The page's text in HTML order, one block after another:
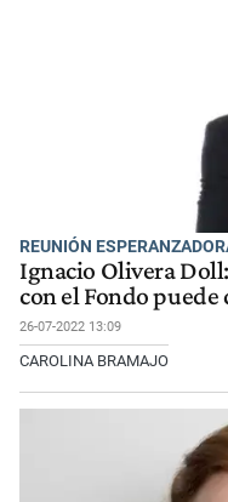
REUNIÓN
Ignacio Olivera
con el Fondo
26-07-2022 13:09
CAROLINA BRAMAJO